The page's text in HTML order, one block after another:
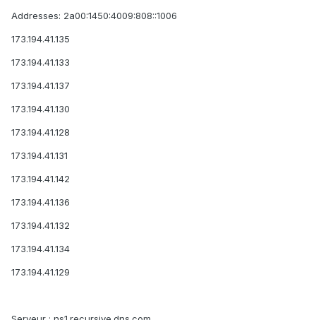
Addresses: 2a00:1450:4009:808::1006
173.194.41.135
173.194.41.133
173.194.41.137
173.194.41.130
173.194.41.128
173.194.41.131
173.194.41.142
173.194.41.136
173.194.41.132
173.194.41.134
173.194.41.129